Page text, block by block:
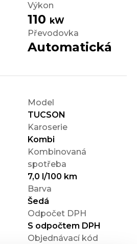
Výkon
110 kW
Převodovka
Automatická
Model
TUCSON
Karoserie
Kombi
Kombinovaná
spotřeba
7,0 l/100 km
Barva
Šedá
Odpočet DPH
S odpočtem DPH
Objednávací kód